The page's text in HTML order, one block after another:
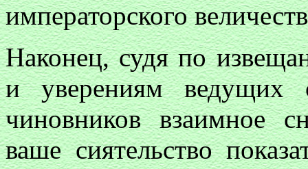
императорского
Наконец, судя по
и уверениям ведущих
чиновников взаимное
ваше сиятельство